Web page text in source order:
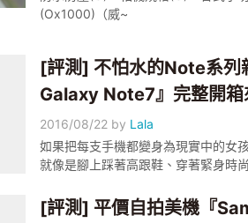
(Ox1000)（威~
[評測] 不怕水的Note系
Galaxy Note7』完整開箱
2016/08/22 by Lala
如果把每支手機都變身為現實中的女
就像是腳上踩著高跟鞋、穿著緊身時
防水的泳衣，隨時都能跳進水裡玩耍
[評測] 平價自拍美機『